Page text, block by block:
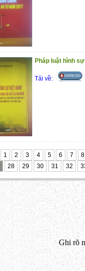
Pháp luật hình
Tải về:
1 2 3 4 5 6 7 8
28 29 30 31 32
Ghi rõ